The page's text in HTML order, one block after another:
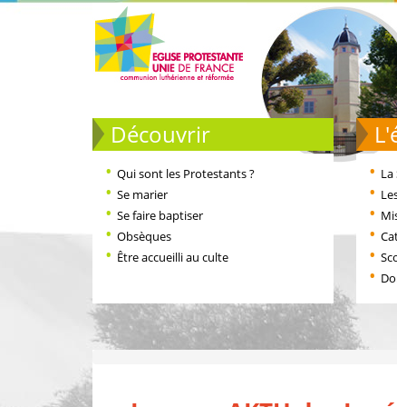
Découvrir
Qui sont les Protestants ?
Se marier
Se faire baptiser
Obsèques
Être accueilli au culte